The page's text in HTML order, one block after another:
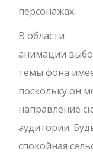
персонажах.
В области
анимации
темы фона
поскольку он
направление
аудитории.
спокойная